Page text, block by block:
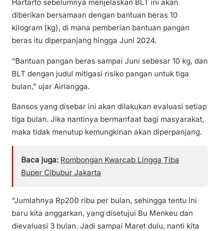
Hartarto sebelumnya menjelaskan BLT ini akan
diberikan bersamaan dengan bantuan beras 10
kilogram (kg), di mana pemberian bantuan pangan
beras itu diperpanjang hingga Juni 2024.
“Bantuan pangan beras sampai Juni sebesar 10 kg, dan
BLT dengan judul mitigasi risiko pangan untuk tiga
bulan,” ujar Airlangga.
Bansos yang disebar ini akan dilakukan evaluasi setiap
tiga bulan. Jika nantinya bermanfaat bagi masyarakat,
maka tidak menutup kemungkinan akan diperpanjang.
Baca juga: Rombongan Kwarcab Lingga Tiba
Buper Cibubur Jakarta
“Jumlahnya Rp200 ribu per bulan, sehingga tentu ini
baru kita anggarkan, yang disetujui Bu Menkeu dan
dievaluasi 3 bulan. Jadi sampai Maret dulu, nanti kita